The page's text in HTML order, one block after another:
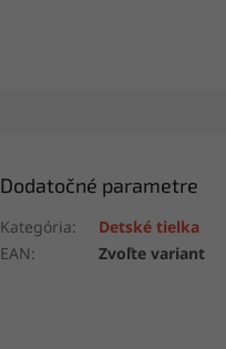
Dodatočné parametre
Kategória:
Detské tielka
EAN: Zvoľte variant